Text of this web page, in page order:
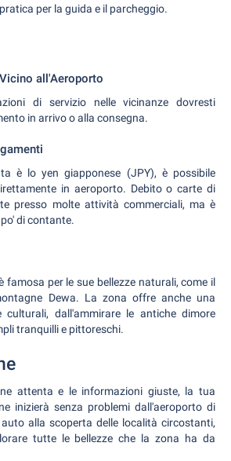
per la guida e il parcheggio.
all'Aeroporto
di servizio nelle vicinanze dovresti
in arrivo o alla consegna.
è lo yen giapponese (JPY), è possibile
in aeroporto. Debito o carte di
presso molte attività commerciali, ma è
di contante.
famosa per le sue bellezze naturali, come il
Dewa. La zona offre anche una
culturali, dall'ammirare le antiche dimore
tranquilli e pittoreschi.
attenta e le informazioni giuste, la tua
inizierà senza problemi dall'aeroporto di
alla scoperta delle località circostanti,
tutte le bellezze che la zona ha da